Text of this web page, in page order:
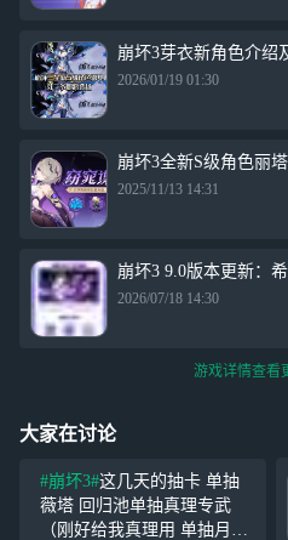
崩坏3芽衣新角色介绍
2026/01/19 01:30
崩坏3全新S级角色丽
2025/11/13 14:31
崩坏3 9.0版本更新：
2026/07/18 14:30
游戏详情查看
大家在讨论
#崩坏3#这几天的抽卡 单抽
薇塔 回归池单抽真理专武
（刚好给我真理用 单抽月之